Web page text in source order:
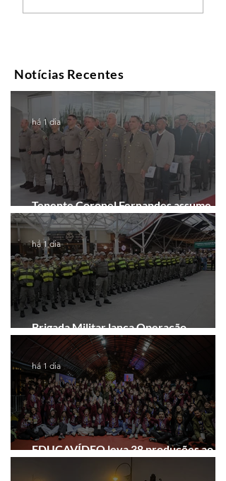
Notícias Recentes
Tenente Coronel Fernandes assume
comando do 41º BPM em Gramado
há 1 dia
Brigada Militar lança Operação
Convergência na Região das Hortênsias
há 1 dia
EDUCAVÍDEO leva 38 produções ao
Festival de Cinema de Gramado
há 1 dia